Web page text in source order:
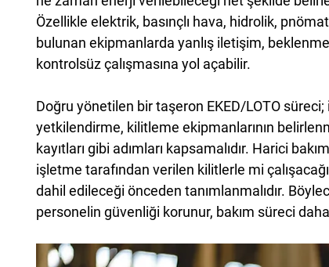
Özellikle elektrik, basınçlı hava, hidrolik,
bulunan ekipmanlarda yanlış iletişim,
kontrolsüz çalışmasına yol açabilir.
Doğru yönetilen bir taşeron EKED/LOTO
yetkilendirme, kilitleme ekipmanlarının
kayıtları gibi adımları kapsamalıdır. Harici
işletme tarafından verilen kilitlerle mi
dahil edileceği önceden tanımlanmalıdır.
personelin güvenliği korunur, bakım süreci